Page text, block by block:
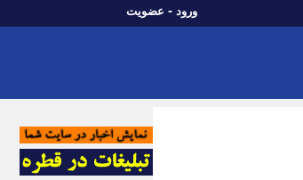
ورود - عضویت